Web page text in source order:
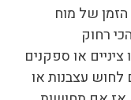
של מוח
רחוק
ציניים או ספקנים
לחוש עצבנות או